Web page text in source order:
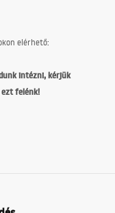
elérhető:
intézni, kérjük
felénk!